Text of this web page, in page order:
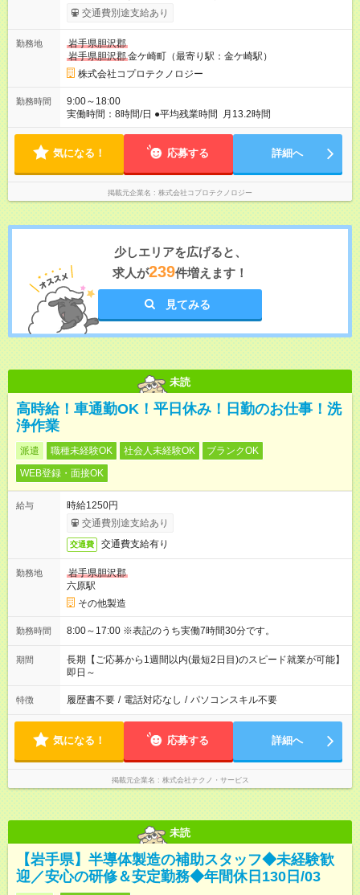
ます。 みなし残業代 34,080円 ～ 40,620円／月 みなし残業時
間 20時間／月 ※スキルなどを考慮の上、当社規定により決定
給与は本採用時と同じです。 ※研修期間中のみ月給が異なりま
す※ 研修期間：1ヶ月 月給：20万円（残業代は時間に応じて支
給いたします）
交通費別途支給あり
勤務地
岩手県胆沢郡
岩手県胆沢郡金ケ崎町（最寄り駅：金ケ崎駅）
株式会社コプロテクノロジー
勤務時間
9:00～18:00
実働時間：8時間/日 ●平均残業時間 月13.2時間
気になる！ 応募する 詳細へ
掲載元企業名 株式会社コプロテクノロジー
少しエリアを広げると、
求人が239件増えます！
見てみる
未読
高時給！車通勤OK！平日休み！日勤のお仕事！洗
浄作業
派遣 職種未経験OK 社会人未経験OK
ブランクOK
WEB登録・面接OK
給与
時給1250円
交通費別途支給あり
交通費 交通費支給有り
勤務地
岩手県胆沢郡
六原駅
その他製造
勤務時間 8:00～17:00 ※表記のうち実働7時間30分です。
期間
長期【ご応募から1週間以内(最短2日目)のスピード就業が可能】
即日～
特徴 履歴書不要 / 電話対応なし / パソコンスキル不要
気になる！ 応募する 詳細へ
掲載元企業名 株式会社テクノ・サービス
未読
【岩手県】半導体製造の補助スタッフ◆未経験歓
迎／安心の研修＆安定勤務◆年間休日130日/03